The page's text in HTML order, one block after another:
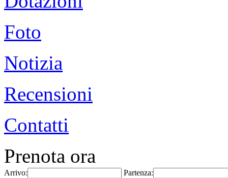
Foto
Notizia
Recensioni
Contatti
Prenota ora
Arrivo: Partenza: